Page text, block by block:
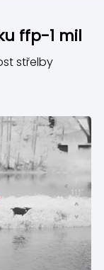
ffp-1 mil
střelby